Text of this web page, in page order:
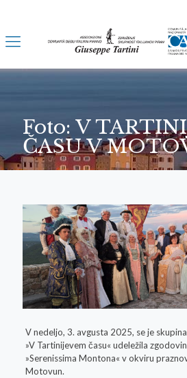
Foto: V
ČASU V
V nedeljo, 3. avgusta 2025, se je
»V Tartinijevem času« udeležila
»Serenissima Montona« v okviru
Motovun.